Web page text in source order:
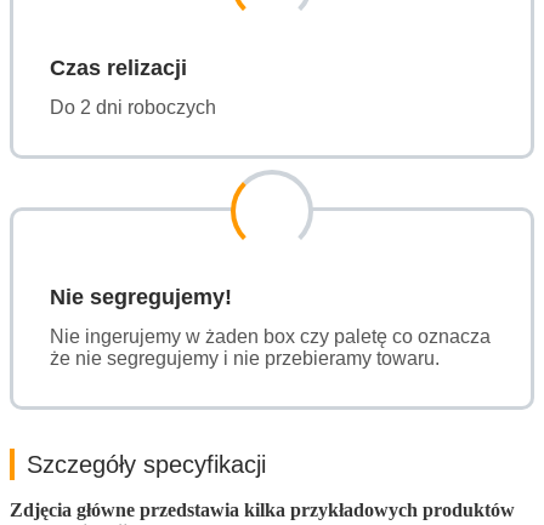
Czas relizacji
Do 2 dni roboczych
Nie segregujemy!
Nie ingerujemy w żaden box czy paletę co oznacza
że nie segregujemy i nie przebieramy towaru.
Szczegóły specyfikacji
Zdjęcia główne przedstawia kilka przykładowych produktów